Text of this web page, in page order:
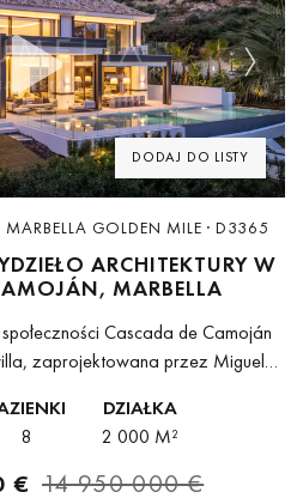
DODAJ DO LISTY
Next
GOLDEN MILE · D3365
ARCHITEKTURY W
MARBELLA
Cascada de Camoján
zaprojektowana przez Miguela
2.000 m² oferuje 1.347...
8
DZIAŁKA
2 000 M²
€ 14 950 000 €